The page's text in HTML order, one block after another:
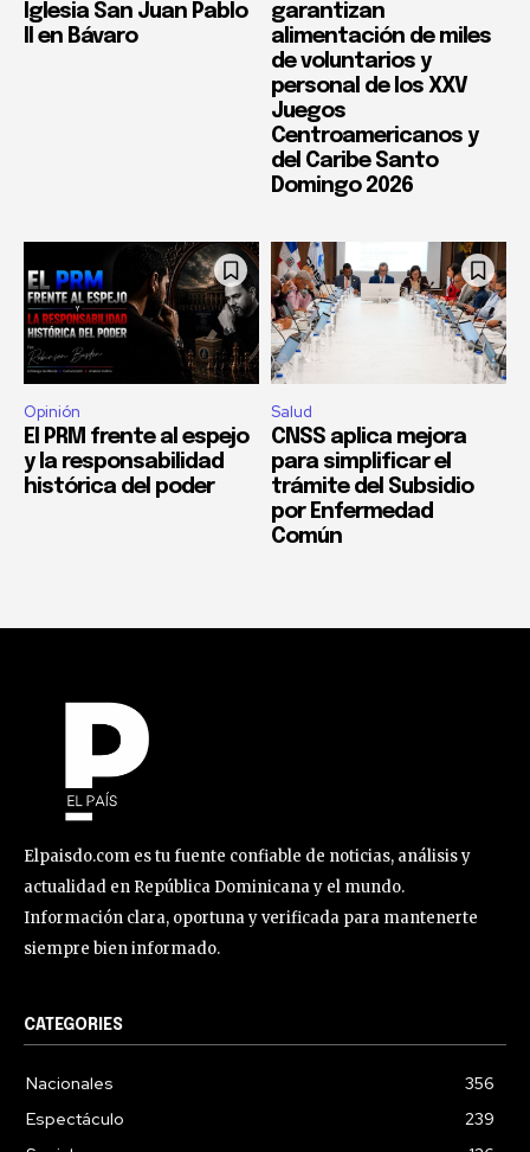
Iglesia San Juan Pablo
II en Bávaro
garantizan
alimentación de miles
de voluntarios y
personal de los XXV
Juegos
Centroamericanos y
del Caribe Santo
Domingo 2026
Opinión
El PRM frente al espejo
y la responsabilidad
histórica del poder
Salud
CNSS aplica mejora
para simplificar el
trámite del Subsidio
por Enfermedad
Común
Elpaisdo.com es tu fuente confiable de noticias, análisis y
actualidad en República Dominicana y el mundo.
Información clara, oportuna y verificada para mantenerte
siempre bien informado.
CATEGORIES
Nacionales
356
Espectáculo
239